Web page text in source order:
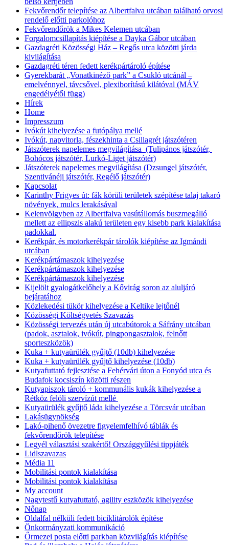
Fekvőrendőr telepítése az Albertfalva utcában található orvosi
rendelő előtti parkolóhoz
Fekvőrendőrök a Mikes Kelemen utcában
Forgalomcsillapítás kiépítése a Dayka Gábor utcában
Gazdagréti Közösségi Ház – Regős utca közötti járda
kivilágítása
Gazdagréti téren fedett kerékpártároló építése
Gyerekbarát „Vonatkinéző park” a Csukló utcánál –
emelvénnyel, távcsővel, plexiborítású kilátóval (MÁV
engedélyétől függ)
Hírek
Home
Impresszum
Ivókút kihelyezése a futópálya mellé
Ivókút, napvitorla, fészekhinta a Csillagrét játszótéren
Játszóterek napelemes megvilágítása (Tulipános játszótér,
Bohócos játszótér, Lurkó-Liget játszótér)
Játszóterek napelemes megvilágítása (Dzsungel játszótér,
Szentivánéji játszótér, Regélő játszótér)
Kapcsolat
Karinthy Frigyes út: fák körüli területek szépítése talaj takaró
növények, mulcs lerakásával
Kelenvölgyben az Albertfalva vasútállomás buszmegálló
mellett az ellipszis alakú területen egy kisebb park kialakítása
padokkal.
Kerékpár, és motorkerékpár tárolók kiépítése az Igmándi
utcában
Kerékpártámaszok kihelyezése
Kerékpártámaszok kihelyezése
Kerékpártámaszok kihelyezése
Kijelölt gyalogátkelőhely a Kővirág soron az aluljáró
bejáratához
Közlekedési tükör kihelyezése a Keltike lejtőnél
Közösségi Költségvetés Szavazás
Közösségi tervezés után új utcabútorok a Sáfrány utcában
(padok, asztalok, ivókút, pingpongasztalok, felnőtt
sporteszközök)
Kuka + kutyaürülék gyűjtő (10db) kihelyezése
Kuka + kutyaürülék gyűjtő kihelyezése (10db)
Kutyafuttató fejlesztése a Fehérvári úton a Fonyód utca és
Budafok kocsiszín közötti részen
Kutyapiszok tároló + kommunális kukák kihelyezése a
Rétköz felöli szervízút mellé
Kutyaürülék gyűjtő láda kihelyezése a Törcsvár utcában
Lakásügynökség
Lakó-pihenő övezetre figyelemfelhívó táblák és
fekvőrendőrök telepítése
Legyél választási szakértő! Országgyűlési tippjáték
Lidlszavazas
Média 11
Mobilitási pontok kialakítása
Mobilitási pontok kialakítása
My account
Nagytestű kutyafuttató, agility eszközök kihelyezése
Nőnap
Oldalfal nélküli fedett biciklitárolók építése
Önkormányzati kommunikáció
Őrmezei posta előtti parkban közvilágítás kiépítése